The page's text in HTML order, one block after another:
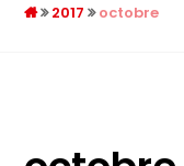
2017 octobre